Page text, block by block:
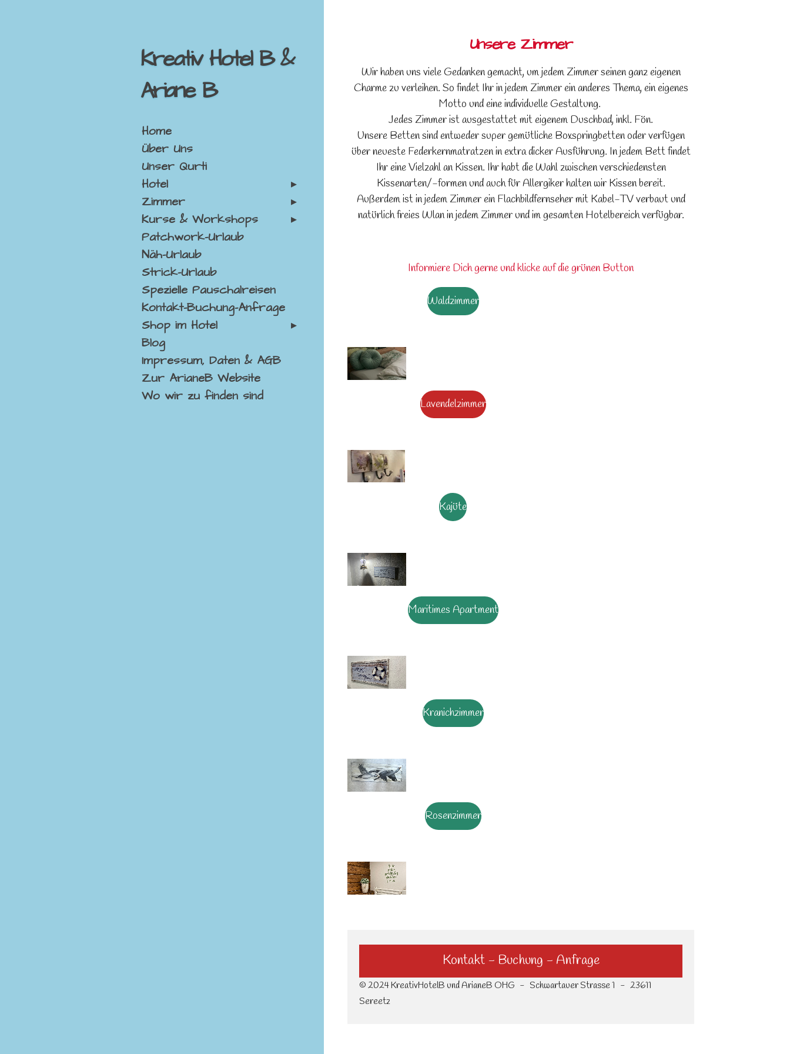
Unsere Zimmer
Wir haben uns viele Gedanken gemacht, um jedem Zimmer seinen ganz eigenen
Charme zu verleihen. So findet Ihr in jedem Zimmer ein anderes Thema, ein eigenes
Motto und eine individuelle Gestaltung.
Jedes Zimmer ist ausgestattet mit eigenem Duschbad, inkl. Fön.
Unsere Betten sind entweder super gemütliche Boxspringbetten oder verfügen
über neueste Federkernmatratzen in extra dicker Ausführung. In jedem Bett findet
Ihr eine Vielzahl an Kissen. Ihr habt die Wahl zwischen verschiedensten
Kissenarten/-formen und auch für Allergiker halten wir Kissen bereit.
Außerdem ist in jedem Zimmer ein Flachbildfernseher mit Kabel-TV verbaut und
natürlich freies Wlan in jedem Zimmer und im gesamten Hotelbereich verfügbar.
Informiere Dich gerne und klicke auf die grünen Button
Waldzimmer
Lavendelzimmer
Kajüte
Maritimes Apartment
Kranichzimmer
Rosenzimmer
Kontakt - Buchung - Anfrage
© 2024 KreativHotelB und ArianeB OHG - Schwartauer Strasse 1 - 23611
Sereetz
Kreativ Hotel B &
Ariane B
Home
Über Uns
Unser Qurti
Hotel
Zimmer
Kurse & Workshops
Patchwork-Urlaub
Näh-Urlaub
Strick-Urlaub
Spezielle Pauschalreisen
Kontakt-Buchung-Anfrage
Shop im Hotel
Blog
Impressum, Daten & AGB
Zur ArianeB Website
Wo wir zu finden sind